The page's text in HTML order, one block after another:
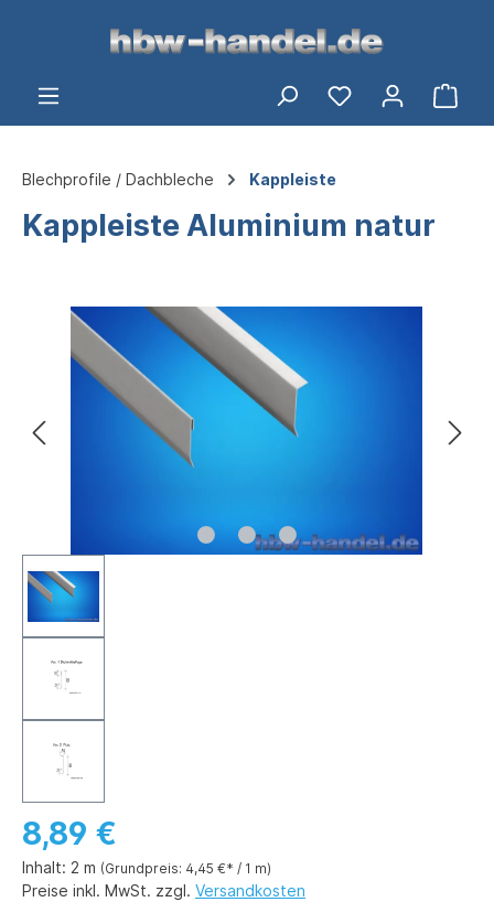
springen
Blechprofile / Dachbleche Kappleiste
Kappleiste Aluminium natur
Bildergalerie überspringen
8,89 €
Inhalt: 2 m (Grundpreis: 4,45 €* / 1 m)
Preise inkl. MwSt. zzgl. Versandkosten